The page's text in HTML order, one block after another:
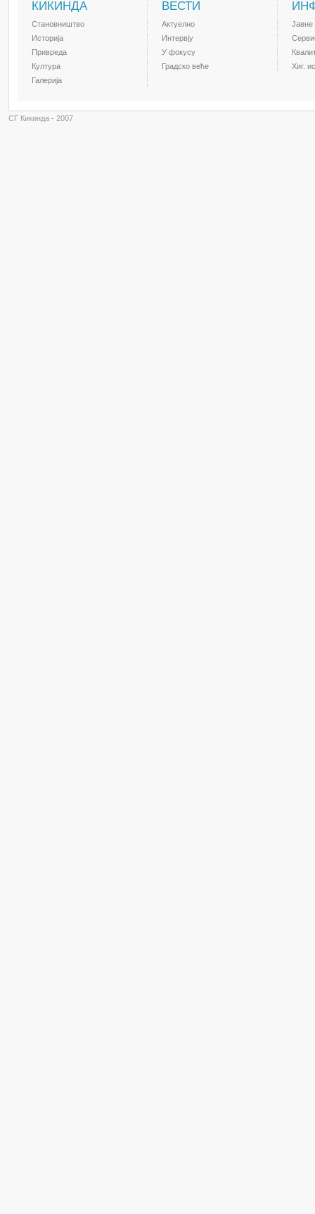
КИКИНДА
Становништво
Историја
Привреда
Култура
Галерија
ВЕСТИ
Актуелно
Интервју
У фокусу
Градско веће
Јавне
Хиг.
СГ Кикинда - 2007